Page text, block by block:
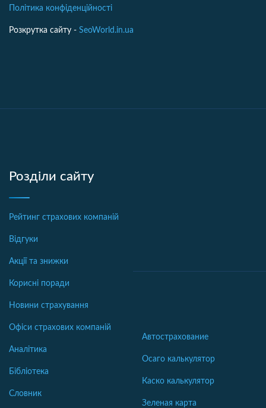
Політика конфіденційності
Розкрутка сайту - SeoWorld.in.ua
Розділи сайту
Рейтинг страхових компаній
Відгуки
Акції та знижки
Корисні поради
Новини страхування
Офіси страхових компаній
Аналітика
Бібліотека
Словник
Автострахование
Осаго калькулятор
Каско калькулятор
Зеленая карта